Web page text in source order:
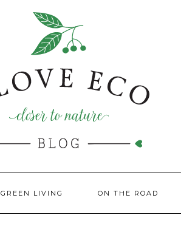
GREEN LIVING ON THE ROAD